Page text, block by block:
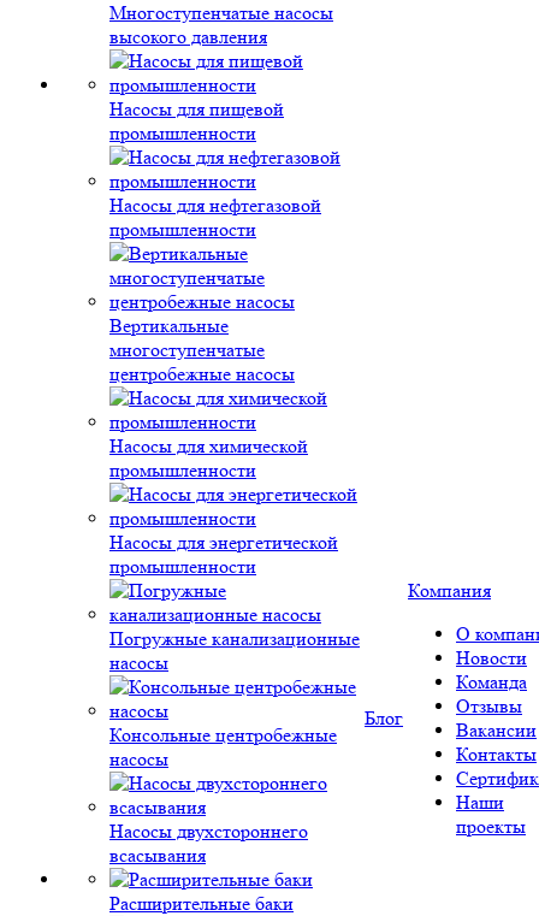
Многоступенчатые насосы
высокого давления
Насосы для пищевой
промышленности
Насосы для нефтегазовой
промышленности
Вертикальные
многоступенчатые
центробежные насосы
Насосы для химической
промышленности
Насосы для энергетической
промышленности
Погружные канализационные
насосы
Консольные центробежные
насосы
Насосы двухстороннего
всасывания
Расширительные баки
Блог
Компания
О
Новости
Команда
Отзывы
Вакансии
Контакты
Наши
проекты